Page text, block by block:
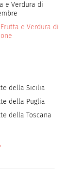
e Verdura di
e Verdura di
della Sicilia
della Puglia
della Toscana